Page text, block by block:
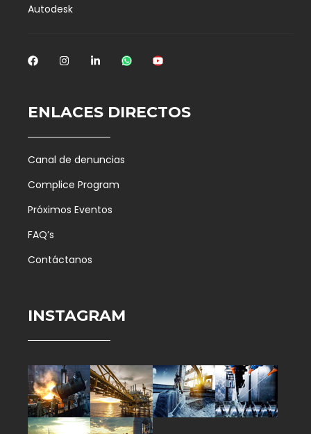
Autodesk
ENLACES DIRECTOS
Canal de denuncias
Complice Program
Próximos Eventos
FAQ’s
Contáctanos
INSTAGRAM